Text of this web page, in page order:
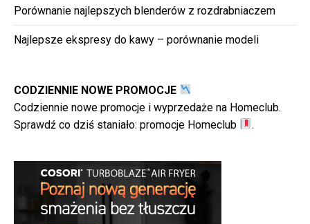
Porównanie najlepszych blenderów z rozdrabniaczem
Najlepsze ekspresy do kawy – porównanie modeli
CODZIENNIE NOWE PROMOCJE
Codziennie nowe promocje i wyprzedaże na Homeclub.
Sprawdź co dziś staniało: promocje Homeclub .